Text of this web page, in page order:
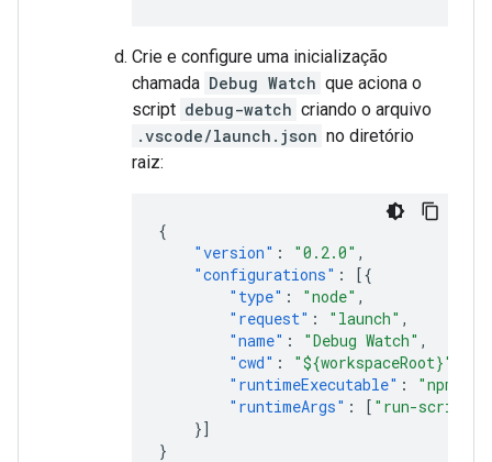
Crie e configure uma inicialização
chamada Debug Watch que aciona o
script debug-watch criando o arquivo
.vscode/launch.json no diretório
raiz:
{
"version" : "0.2.0" ,
"configurations" :
[{
"type" : "node" ,
"request" : "launch" ,
"name" : "Debug Watch" ,
"cwd" : "${workspaceRoot}"
"runtimeExecutable" : "npm"
"runtimeArgs" : [ "run-script"
}]
}